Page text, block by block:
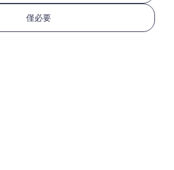
僅必要